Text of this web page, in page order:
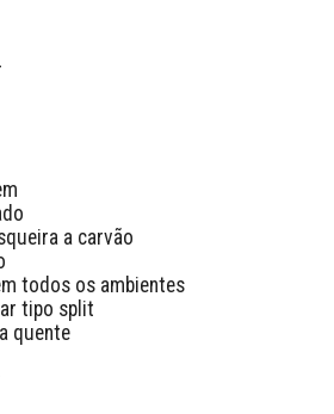
a carvão
todos os ambientes
tipo split
quente